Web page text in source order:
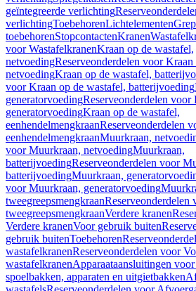
geïntegreerde verlichting
verlichtingToebehorenLichtelementen
toebehorenStopcontactenKranen
voor WastafelkranenKraan op de wastafel,
netvoedingReserveonderdelen voor
netvoedingKraan op de wastafel,
voor Kraan op de wastafel, batterijvoeding
generatorvoedingReserveonderdelen voor
generatorvoedingKraan op de wastafel,
eenhendelmengkraanReserveonderdelen
eenhendelmengkraanMuurkraan,
voor Muurkraan, netvoedingMuurkraan,
batterijvoedingReserveonderdelen voor
batterijvoedingMuurkraan,
voor Muurkraan, generatorvoeding
tweegreepsmengkraanReserveonderdelen
tweegreepsmengkraanVerdere kranen
Verdere kranenVoor gebruik buiten
gebruik buitenToebehoren
wastafelkranenReserveonderdelen voor
wastafelkranenApparaataansluitingen
spoelbakken, apparaten en uitgietbakken